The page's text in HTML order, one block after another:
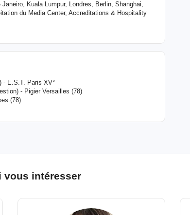
Kuala Lumpur, Londres, Berlin, Shanghai,
du Media Center, Accreditations & Hospitality
- E.S.T. Paris XV°
- Pigier Versailles (78)
(78)
vous intéresser